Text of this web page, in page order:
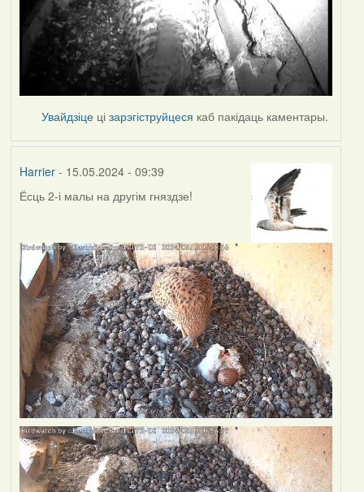
Увайдзіце цізарэгіструйцеся каб пакідаць каментары.
Harrier- 15.05.2024 - 09:39
Ёсць 2-і малы на другім гняздзе!